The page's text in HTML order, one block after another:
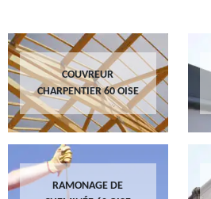
COUVREUR
CHARPENTIER 60 OISE
RAMONAGE DE